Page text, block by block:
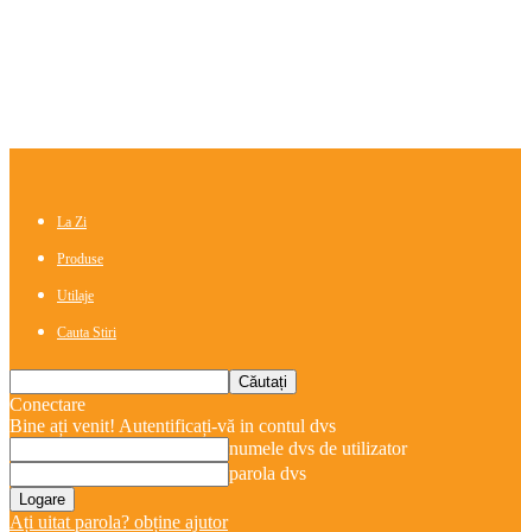
La Zi
Produse
Utilaje
Cauta Stiri
Conectare
Bine ați venit! Autentificați-vă in contul dvs
numele dvs de utilizator
parola dvs
Ați uitat parola? obține ajutor